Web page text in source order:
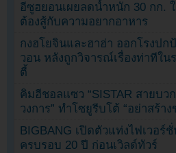
อีซูฮยอนเผยลดน้ำหนัก 30 กก.
ต้องสู้กับความอยากอาหาร
กงฮโยจินและฮาฮ่า ออกโรงปก
วอน หลังถูกวิจารณ์เรื่องท่าทีใน
ตี้
คิมฮีชอลแซว “SISTAR สายบว
วงการ” ทำโซยูรีบโต้ “อย่าสร้าง
BIGBANG เปิดตัวแท่งไฟเวอร์
ครบรอบ 20 ปี ก่อนเวิลด์ทัวร์